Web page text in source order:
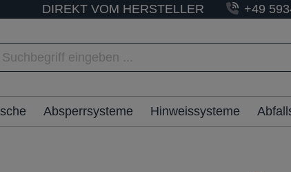
DIREKT VOM HERSTELLER +49
Absperrsysteme Hinweissysteme